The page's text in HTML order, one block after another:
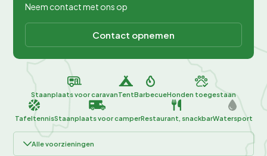
Neem contact met ons op
Contact opnemen
Staanplaats voor caravanTentBarbecueHonden toegestaan
TafeltennisStaanplaats voor camperRestaurant, snackbarWatersport
Alle voorzieningen